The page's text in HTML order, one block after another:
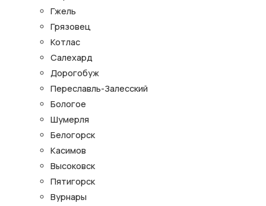
Гжель
Грязовец
Котлас
Салехард
Дорогобуж
Переславль-Залесский
Бологое
Шумерля
Белогорск
Касимов
Высоковск
Пятигорск
Вурнары